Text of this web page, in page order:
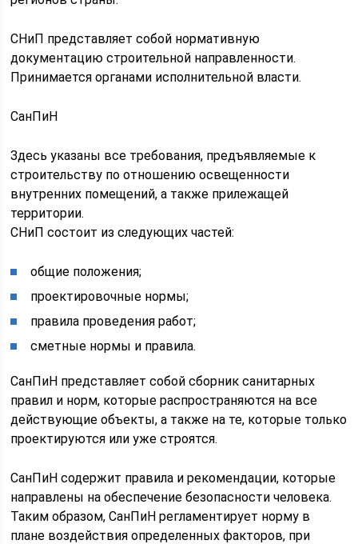
СНиП представляет собой нормативную
документацию строительной направленности.
Принимается органами исполнительной власти.
СанПиН
Здесь указаны все требования, предъявляемые к
строительству по отношению освещенности
внутренних помещений, а также прилежащей
территории.
СНиП состоит из следующих частей:
общие положения;
проектировочные нормы;
правила проведения работ;
сметные нормы и правила.
СанПиН представляет собой сборник санитарных
правил и норм, которые распространяются на все
действующие объекты, а также на те, которые только
проектируются или уже строятся.
СанПиН содержит правила и рекомендации, которые
направлены на обеспечение безопасности человека.
Таким образом, СанПиН регламентирует норму в
плане воздействия определенных факторов, при